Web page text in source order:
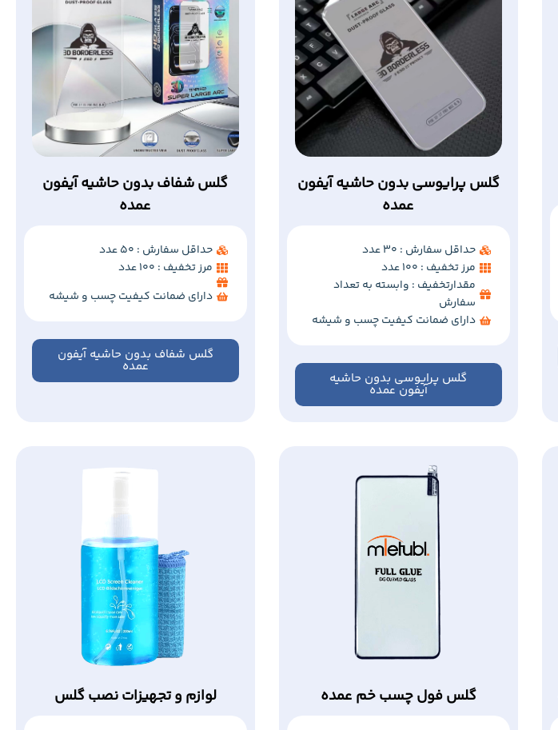
گلس پرایوسی بدون حاشیه آیفون
عمده
حداقل سفارش : 30 عدد
مرز تخفیف : 100 عدد
مقدارتخفیف : وابسته به تعداد
سفارش
دارای ضمانت کیفیت چسب و شیشه
گلس پرایوسی بدون حاشیه
آیفون عمده
گلس شفاف بدون حاشیه آیفون
عمده
حداقل سفارش : 50 عدد
مرز تخفیف : 100 عدد
دارای ضمانت کیفیت چسب و شیشه
گلس شفاف بدون حاشیه آیفون
عمده
گلس فول چسب خم عمده لوازم و تجهیزات نصب گلس